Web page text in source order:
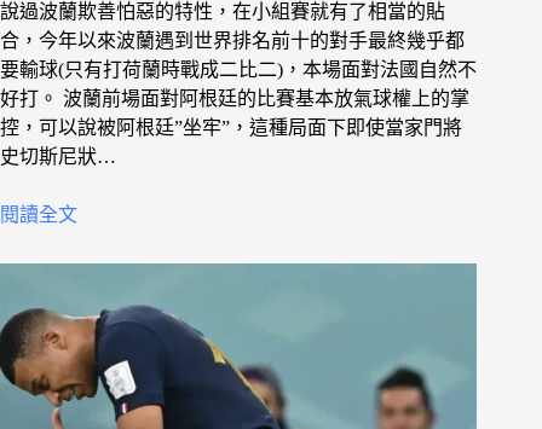
說過波蘭欺善怕惡的特性，在小組賽就有了相當的貼
合，今年以來波蘭遇到世界排名前十的對手最終幾乎都
要輸球(只有打荷蘭時戰成二比二)，本場面對法國自然不
好打。 波蘭前場面對阿根廷的比賽基本放氣球權上的掌
控，可以說被阿根廷”坐牢”，這種局面下即使當家門將
史切斯尼狀…
閱讀全文